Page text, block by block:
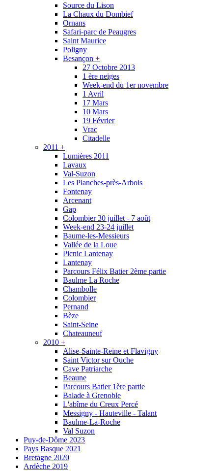
Source du Lison
La Chaux du Dombief
Ornans
Safari-parc de Peaugres
Saint Maurice
Poligny
Besançon +
27 Octobre 2013
1 ère neiges
Week-end du 1er novembre
1 Avril
17 Mars
10 Mars
19 Février
Vrac
Citadelle
2011 +
Lumières 2011
Lavaux
Val-Suzon
Les Planches-près-Arbois
Fontenay
Arcenant
Gap
Colombier 30 juillet - 7 août
Week-end 23-24 juillet
Baume-les-Messieurs
Vallée de la Loue
Picnic Lantenay
Lantenay
Parcours Félix Batier 2ème partie
Baulme La Roche
Chambolle
Colombier
Pernand
Bèze
Saint-Seine
Chateauneuf
2010 +
Alise-Sainte-Reine et Flavigny
Saint Victor sur Ouche
Cave Patriarche
Beaune
Parcours Batier 1ère partie
Balade à Grenoble
L'abîme du Creux Percé
Messigny - Hauteville - Talant
Baulme-La-Roche
Val Suzon
Puy-de-Dôme 2023
Pays Basque 2021
Bretagne 2020
Ardèche 2019